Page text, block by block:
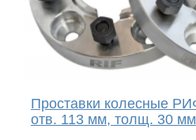
Проставки колесные
отв. 113 мм, толщ. 30